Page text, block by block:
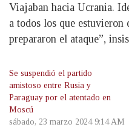
Viajaban hacia Ucrania.
a todos los que estuvieron
prepararon el ataque”,
Se suspendió el partido
amistoso entre Rusia y
Paraguay por el atentado en
Moscú
sábado, 23 marzo 2024 9:14 AM